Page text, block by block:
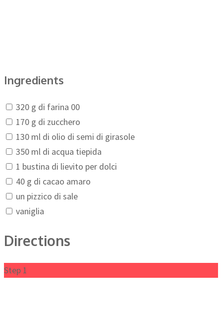
Ingredients
320 g di farina 00
170 g di zucchero
130 ml di olio di semi di girasole
350 ml di acqua tiepida
1 bustina di lievito per dolci
40 g di cacao amaro
un pizzico di sale
vaniglia
Directions
Step 1